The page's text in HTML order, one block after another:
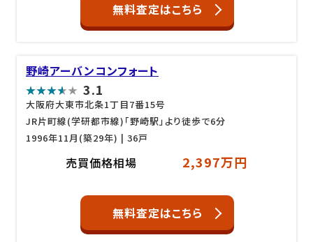
無料査定はこちら
野崎アーバンコンフォート
3.1
大阪府大東市北条1丁目7番15号
JR片町線(学研都市線)「野崎駅」より徒歩で6分
1996年11月(築29年) | 36戸
売買価格相場 2,397万円
無料査定はこちら